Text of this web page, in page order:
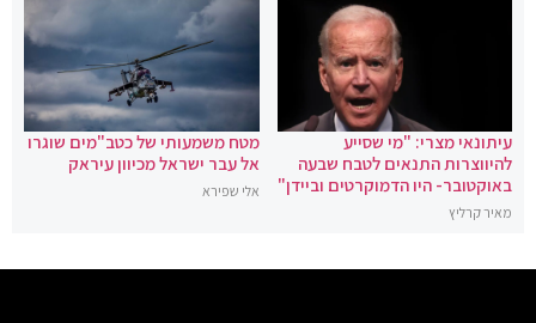
עיתונאי מצרי: "מי שסייע
להיווצרות התנאים לטבח שבעה
באוקטובר- היו הדמוקרטים וביידן"
מאיר קרליץ
מטח משמעותי של כטב"מים שוגרו
אל עבר ישראל מכיוון עיראק
אלי שפירא